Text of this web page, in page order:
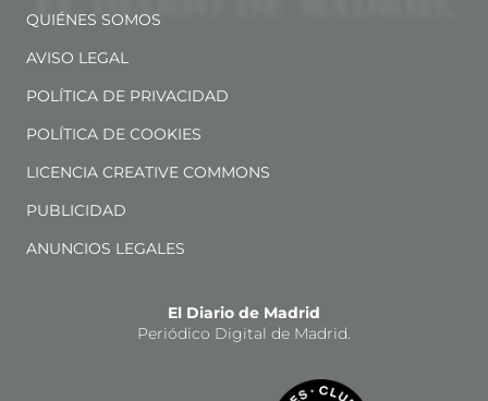
QUIÉNES SOMOS
AVISO LEGAL
POLÍTICA DE PRIVACIDAD
POLÍTICA DE COOKIES
LICENCIA CREATIVE COMMONS
PUBLICIDAD
ANUNCIOS LEGALES
El Diario de Madrid
Periódico Digital de Madrid.